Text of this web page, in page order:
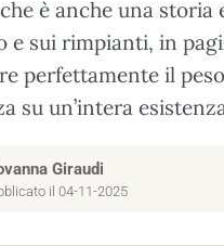
è anche una storia
e sui rimpianti, in
perfettamente il
su un’intera
Giraudi
il 04-11-2025